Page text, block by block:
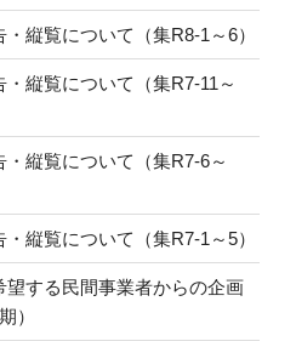
縦覧について（集R8-1～6）
縦覧について（集R7-11～
縦覧について（集R7-6～
縦覧について（集R7-1～5）
する民間事業者からの企画
）